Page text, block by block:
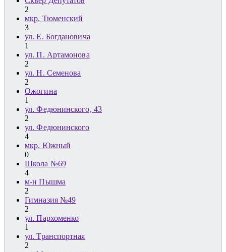
2
мкр. Тюменский
3
ул. Е. Богдановича
1
ул. П. Артамонова
2
ул. Н. Семенова
2
Ожогина
1
ул. Федюнинского, 43
2
ул. Федюнинского
4
мкр. Южный
0
Школа №69
4
м-н Пышма
2
Гимназия №49
2
ул. Пархоменко
1
ул. Транспортная
2